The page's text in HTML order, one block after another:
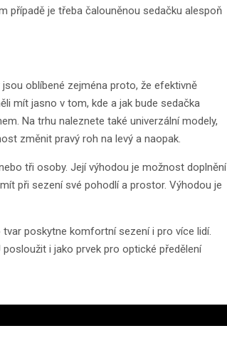
případě je třeba čalouněnou sedačku alespoň
oblíbené zejména proto, že efektivně
mít jasno v tom, kde a jak bude sedačka
Na trhu naleznete také univerzální modely,
změnit pravý roh na levý a naopak.
tři osoby. Její výhodou je možnost doplnění
při sezení své pohodlí a prostor. Výhodou je
poskytne komfortní sezení i pro více lidí.
i jako prvek pro optické předělení